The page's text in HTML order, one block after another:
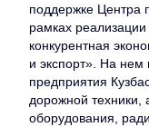
поддержке Центра
рамках
конкурентная
и экспорт». На
предприятия
дорожной техники,
оборудования,